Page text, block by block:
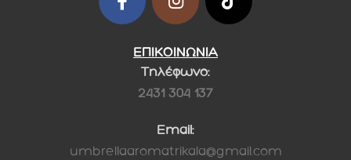
ΕΠΙΚΟΙΝΩΝΙΑ
Τηλέφωνο:
2431 304 137
Email:
umbrellaaromatrikala@gmail.com